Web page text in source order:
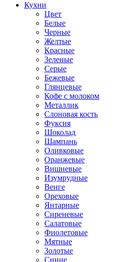
Кухни
Цвет
Белые
Черные
Желтые
Красные
Зеленые
Серые
Бежевые
Глянцевые
Кофе с молоком
Металлик
Слоновая кость
Фуксия
Шоколад
Шампань
Оливковые
Оранжевые
Вишневые
Изумрудные
Венге
Ореховые
Янтарные
Сиреневые
Салатовые
Фиолетовые
Мятные
Золотые
Синие